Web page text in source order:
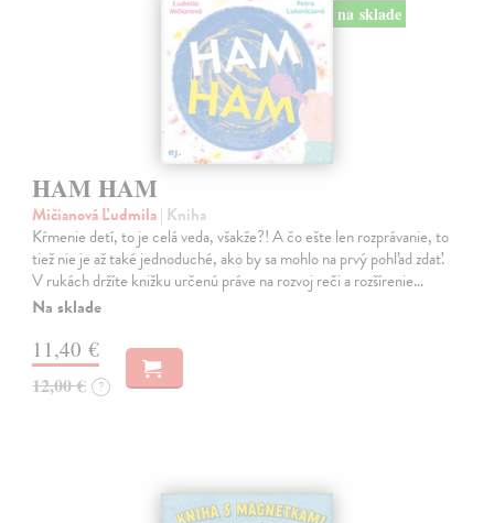
na sklade
HAM HAM
Mičianová Ľudmila| Kniha
Kŕmenie detí, to je celá veda, všakže?! A čo ešte len rozprávanie, to
tiež nie je až také jednoduché, ako by sa mohlo na prvý pohľad zdať.
V rukách držíte knižku určenú práve na rozvoj reči a rozšírenie…
Na sklade
11,40 €
12,00 € ?